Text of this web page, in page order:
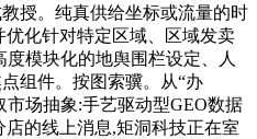
授。纯真供给坐标或流量的时
化针对特定区域、区域发卖
模块化的地舆围栏设定、人
组件。按图索骥。从“办
市场抽象:手艺驱动型GEO数据
的线上消息,矩洞科技正在室